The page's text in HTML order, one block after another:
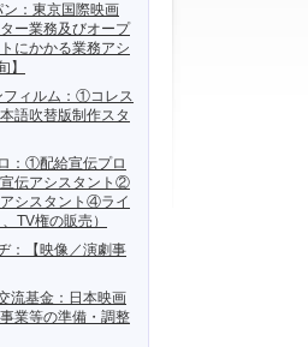
：東京国際映画
ー業務及びオープ
にかかる業務アシ
】
フィルム：①コレス
語吹替版制作スタ
：①配給宣伝プロ
伝アシスタント②
シスタント④ライ
TV権の販売）
：【映像／演劇事
流基金：日本映画
業等の準備・調整